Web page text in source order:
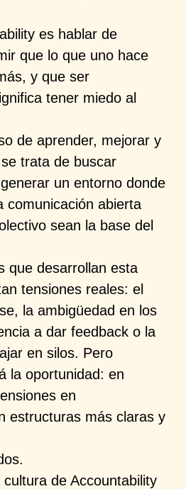
es hablar de
que lo que uno hace
y que ser
tener miedo al
de aprender, mejorar y
trata de buscar
un entorno donde
comunicación abierta
sean la base del
que desarrollan esta
tensiones reales: el
la ambigüedad en los
a dar feedback o la
en silos. Pero
la oportunidad: en
en
estructuras más claras y
de Accountability